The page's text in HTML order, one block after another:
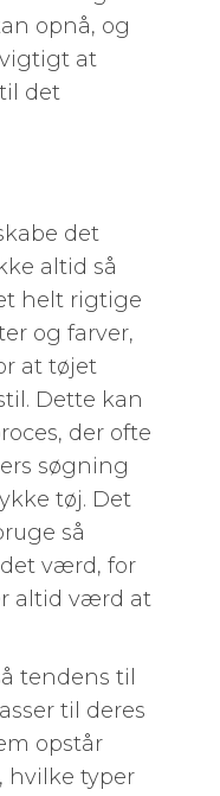
opnå, og
at
det
det
altid så
helt rigtige
og farver,
at tøjet
Dette kan
der ofte
søgning
tøj. Det
så
værd, for
altid værd at
tendens til
til deres
opstår
hvilke typer